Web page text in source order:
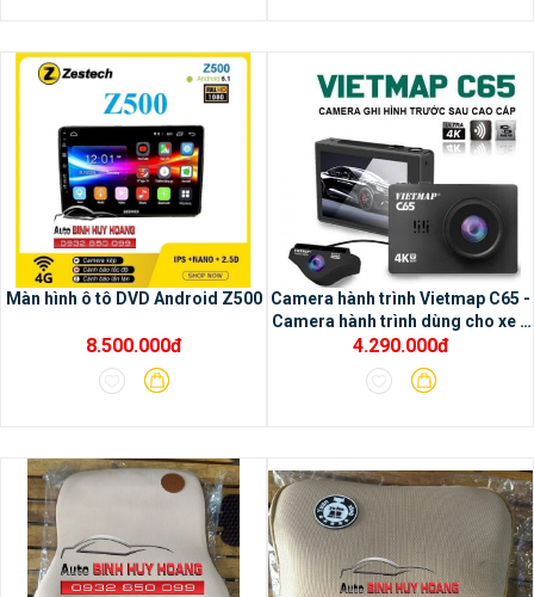
Màn hình ô tô DVD Android Z500
8.500.000đ
Camera hành trình Vietmap C65 -
Camera hành trình dùng cho xe ô
tô
4.290.000đ